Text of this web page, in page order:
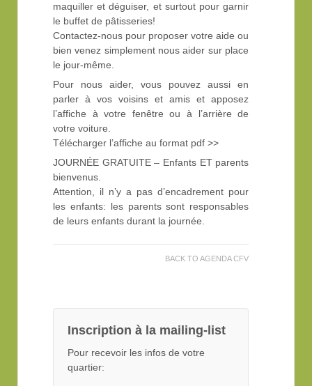
maquiller et déguiser, et surtout pour garnir
le buffet de pâtisseries!
Contactez-nous pour proposer votre aide ou
bien venez simplement nous aider sur place
le jour-même.
Pour nous aider, vous pouvez aussi en
parler à vos voisins et amis et apposez
l’affiche à votre fenêtre ou à l’arrière de
votre voiture.
Télécharger l’affiche au format pdf >>
JOURNÉE GRATUITE – Enfants ET parents
bienvenus.
Attention, il n’y a pas d’encadrement pour
les enfants: les parents sont responsables
de leurs enfants durant la journée.
BACK TO AGENDA CFV
Inscription à la mailing-list
Pour recevoir les infos de votre
quartier: